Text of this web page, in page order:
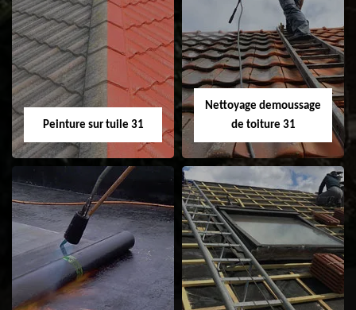
Nettoyage et
ravalement de
façade 31
Isolation toiture 31
Peinture sur tuile 31
Peinture sur tuile
31
Nettoyage demoussage
de toiture 31
Nettoyage
demoussage de
toiture 31